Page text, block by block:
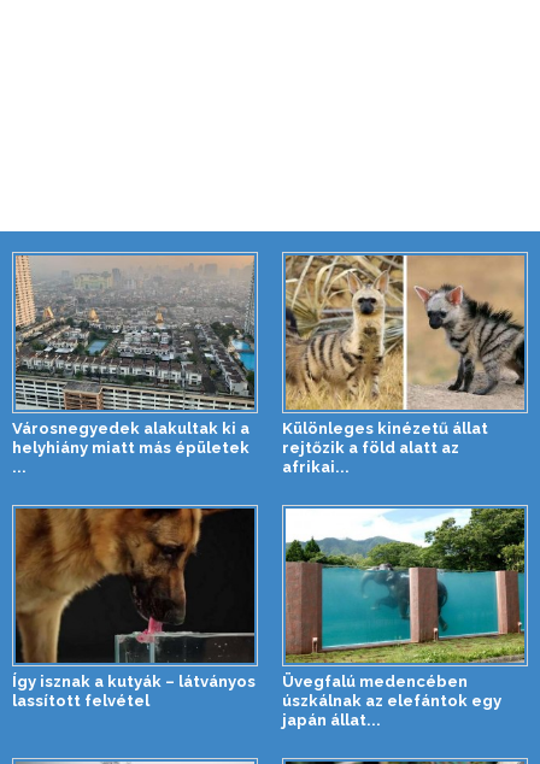
Városnegyedek alakultak ki a
helyhiány miatt más épületek
...
Különleges kinézetű állat
rejtőzik a föld alatt az
afrikai...
Így isznak a kutyák – látványos
lassított felvétel
Üvegfalú medencében
úszkálnak az elefántok egy
japán állat...